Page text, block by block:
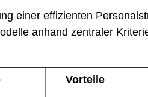
einer effizienten
anhand zentraler
Vorteile